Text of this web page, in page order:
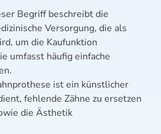
Begriff beschreibt die
Versorgung, die als
um die Kaufunktion
umfasst häufig einfache
ist ein künstlicher
fehlende Zähne zu ersetzen
die Ästhetik